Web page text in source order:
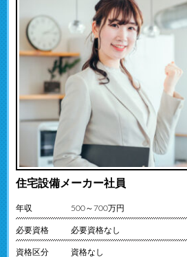
住宅設備メーカー社員
年収 500～700万円
必要資格 必要資格なし
資格区分 資格なし